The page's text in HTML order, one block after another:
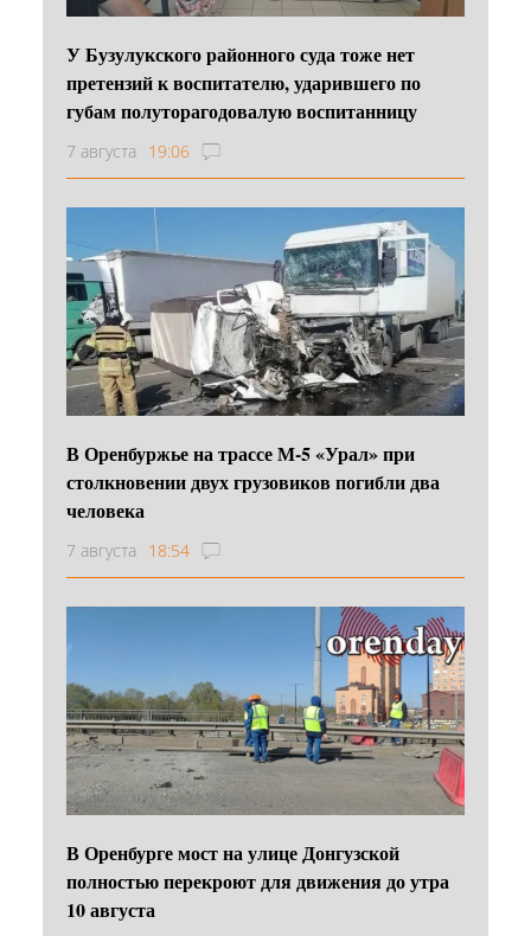
У Бузулукского районного суда тоже нет
претензий к воспитателю, ударившего по
губам полуторагодовалую воспитанницу
7 августа 19:06
В Оренбуржье на трассе М-5 «Урал» при
столкновении двух грузовиков погибли два
человека
7 августа 18:54
В Оренбурге мост на улице Донгузской
полностью перекроют для движения до утра
10 августа